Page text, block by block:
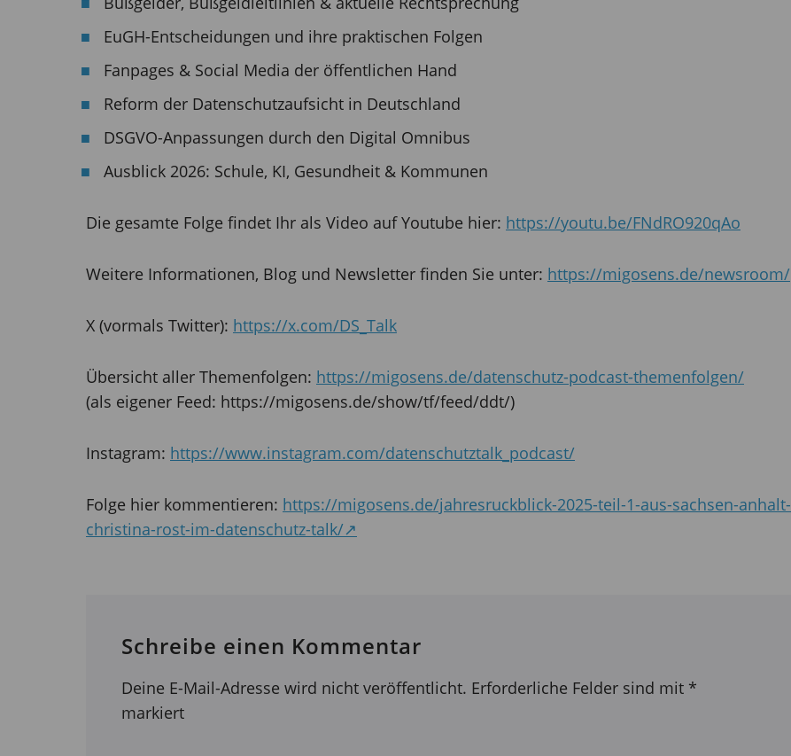
EuGH-Entscheidungen und ihre praktischen Folgen
Fanpages & Social Media der öffentlichen Hand
Reform der Datenschutzaufsicht in Deutschland
DSGVO-Anpassungen durch den Digital Omnibus
Ausblick 2026: Schule, KI, Gesundheit & Kommunen
Die gesamte Folge findet Ihr als Video auf Youtube hier: https://youtu.be/FNdRO920qAo
Weitere Informationen, Blog und Newsletter finden Sie unter: https://migosens.de/newsroom/
X (vormals Twitter): https://x.com/DS_Talk
Übersicht aller Themenfolgen: https://migosens.de/datenschutz-podcast-themenfolgen/
(als eigener Feed: https://migosens.de/show/tf/feed/ddt/)
Instagram: https://www.instagram.com/datenschutztalk_podcast/
Folge hier kommentieren: https://migosens.de/jahresruckblick-2025-teil-1-aus-sachsen-anhalt-
christina-rost-im-datenschutz-talk/↗
Schreibe einen Kommentar
Deine E-Mail-Adresse wird nicht veröffentlicht. Erforderliche Felder sind mit *
markiert